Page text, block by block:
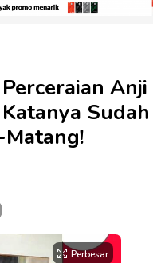
Anji
Sudah
Perbesar